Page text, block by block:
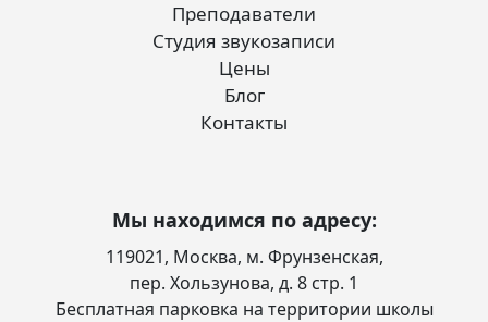
Преподаватели
Студия звукозаписи
Цены
Блог
Контакты
Мы находимся по адресу:
119021, Москва, м. Фрунзенская,
пер. Хользунова, д. 8 стр. 1
Бесплатная парковка на территории школы